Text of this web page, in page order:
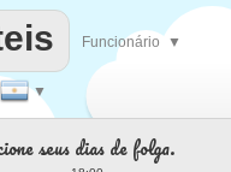
▼
Funcionário ▼
seus dias de folga.